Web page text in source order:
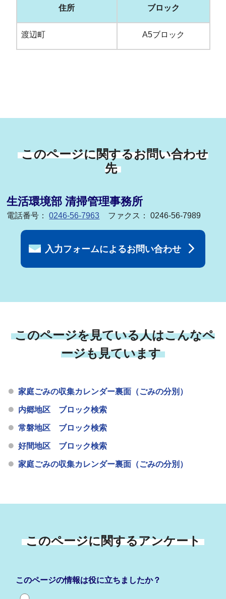
住所 ブロック
渡辺町 A5ブロック
このページに関するお問い合わせ
先
生活環境部 清掃管理事務所
電話番号：0246-56-7963 ファクス： 0246-56-7989
入力フォームによるお問い合わせ
このページを見ている人はこんなペ
ージも見ています
家庭ごみの収集カレンダー裏面（ごみの分別）
内郷地区 ブロック検索
常磐地区 ブロック検索
好間地区 ブロック検索
家庭ごみの収集カレンダー裏面（ごみの分別）
このページに関するアンケート
このページの情報は役に立ちましたか？